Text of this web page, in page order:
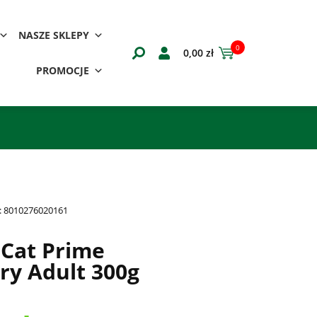
NASZE SKLEPY
PROMOCJE
0,00 zł 0
8010276020161
Prime
Adult 300g